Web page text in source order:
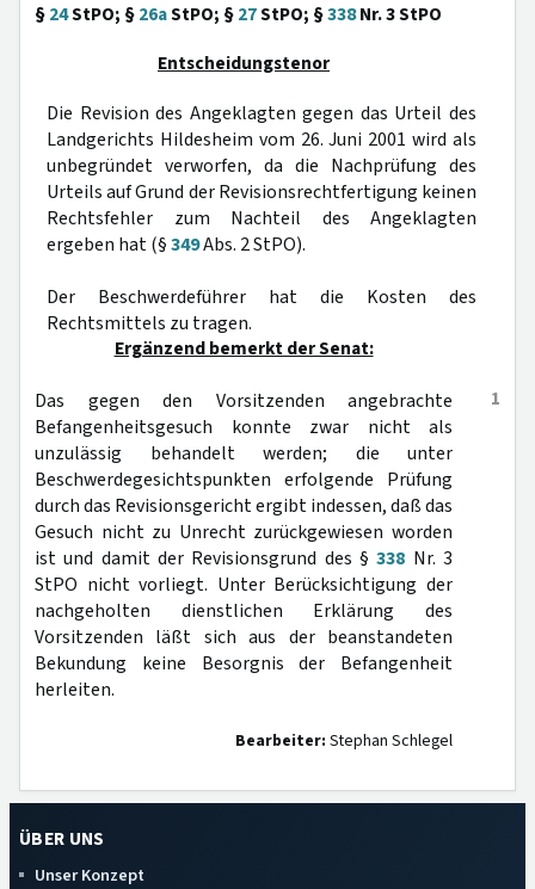
§24StPO; §26aStPO; §27StPO; §338Nr. 3 StPO
Entscheidungstenor
Die Revision des Angeklagten gegen das Urteil des
Landgerichts Hildesheim vom 26. Juni 2001 wird als
unbegründet verworfen, da die Nachprüfung des
Urteils auf Grund der Revisionsrechtfertigung keinen
Rechtsfehler zum Nachteil des Angeklagten
ergeben hat (§349Abs. 2 StPO).
Der Beschwerdeführer hat die Kosten des
Rechtsmittels zu tragen.
Ergänzend bemerkt der Senat:
1
Das gegen den Vorsitzenden angebrachte
Befangenheitsgesuch konnte zwar nicht als
unzulässig behandelt werden; die unter
Beschwerdegesichtspunkten erfolgende Prüfung
durch das Revisionsgericht ergibt indessen, daß das
Gesuch nicht zu Unrecht zurückgewiesen worden
ist und damit der Revisionsgrund des §338 Nr. 3
StPO nicht vorliegt. Unter Berücksichtigung der
nachgeholten dienstlichen Erklärung des
Vorsitzenden läßt sich aus der beanstandeten
Bekundung keine Besorgnis der Befangenheit
herleiten.
Bearbeiter: Stephan Schlegel
ÜBER UNS
Unser Konzept